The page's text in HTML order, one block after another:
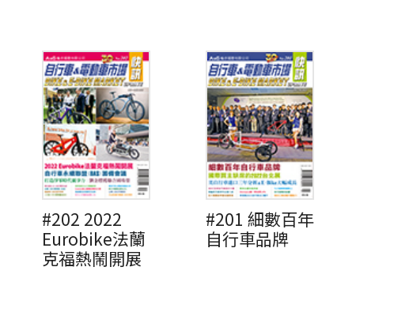
#202 2022
Eurobike法蘭
克福熱鬧開展
#201 細數百年
自行車品牌